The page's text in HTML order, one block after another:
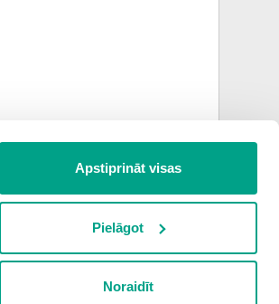
Apstiprināt visas
Pielāgot
Noraidīt
Nākamais uzdevums
PALĪGSMĀCĪBĀS.LV